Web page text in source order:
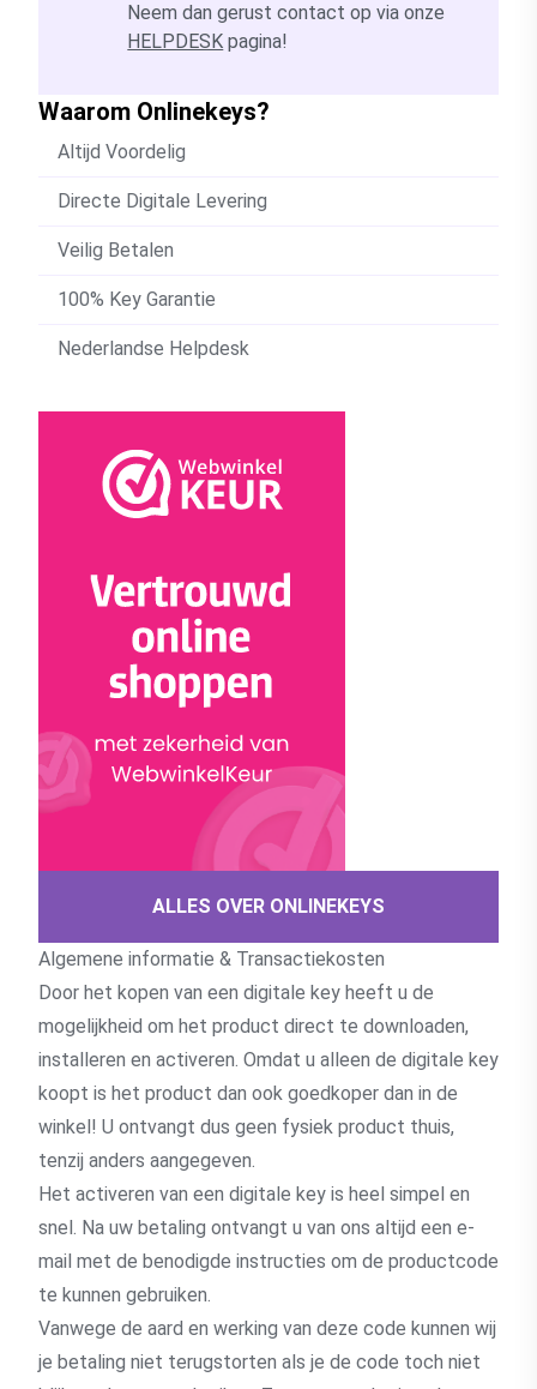
Neem dan gerust contact op via onze
HELPDESK pagina!
Waarom Onlinekeys?
Altijd Voordelig
Directe Digitale Levering
Veilig Betalen
100% Key Garantie
Nederlandse Helpdesk
ALLES OVER ONLINEKEYS
Algemene informatie & Transactiekosten
Door het kopen van een digitale key heeft u de
mogelijkheid om het product direct te downloaden,
installeren en activeren. Omdat u alleen de digitale key
koopt is het product dan ook goedkoper dan in de
winkel! U ontvangt dus geen fysiek product thuis,
tenzij anders aangegeven.
Het activeren van een digitale key is heel simpel en
snel. Na uw betaling ontvangt u van ons altijd een e-
mail met de benodigde instructies om de productcode
te kunnen gebruiken.
Vanwege de aard en werking van deze code kunnen wij
je betaling niet terugstorten als je de code toch niet